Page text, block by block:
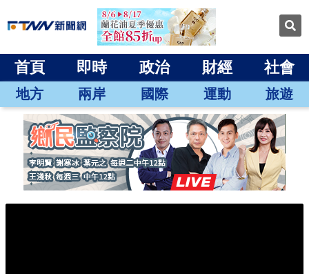
首頁 即時 政治 財經 社會
地方 兩岸 國際 運動 旅遊